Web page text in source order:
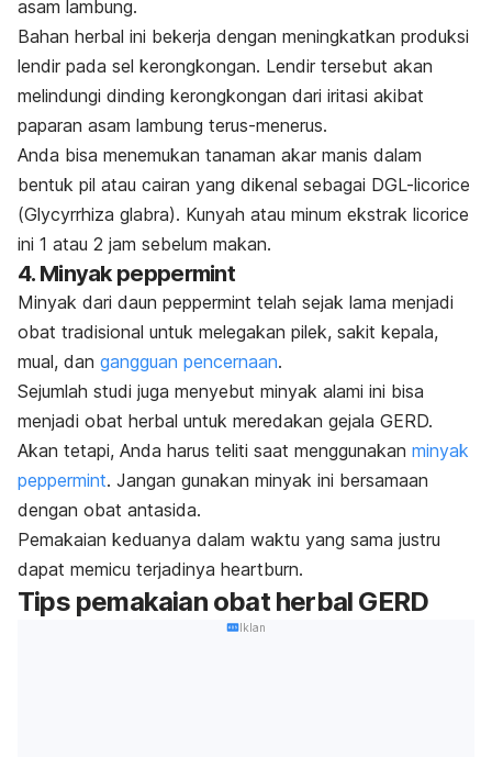
asam lambung.
Bahan herbal ini bekerja dengan meningkatkan produksi
lendir pada sel kerongkongan. Lendir tersebut akan
melindungi dinding kerongkongan dari iritasi akibat
paparan asam lambung terus-menerus.
Anda bisa menemukan tanaman akar manis dalam
bentuk pil atau cairan yang dikenal sebagai DGL-licorice
(Glycyrrhiza glabra). Kunyah atau minum ekstrak licorice
ini 1 atau 2 jam sebelum makan.
4. Minyakpeppermint
Minyak dari daun peppermint telah sejak lama menjadi
obat tradisional untuk melegakan pilek, sakit kepala,
mual, dan gangguan pencernaan.
Sejumlah studi juga menyebut minyak alami ini bisa
menjadi obat herbal untuk meredakan gejala GERD.
Akan tetapi, Anda harus teliti saat menggunakan minyak
peppermint. Jangan gunakan minyak ini bersamaan
dengan obat antasida.
Pemakaian keduanya dalam waktu yang sama justru
dapat memicu terjadinya heartburn.
Tips pemakaian obat herbal GERD
Iklan